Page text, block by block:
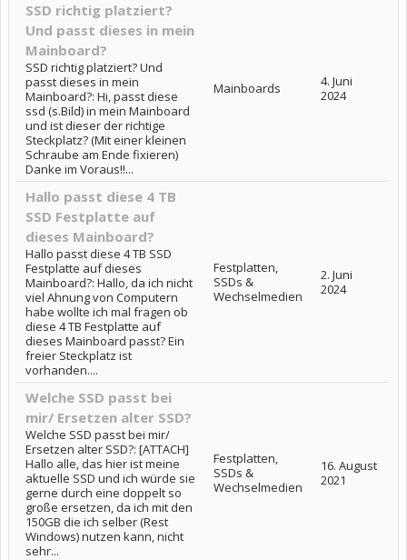
SSD richtig platziert?
Und passt dieses in mein
Mainboard?
SSD richtig platziert? Und
passt dieses in mein
Mainboard?: Hi, passt diese
ssd (s.Bild) in mein Mainboard
und ist dieser der richtige
Steckplatz? (Mit einer kleinen
Schraube am Ende fixieren)
Danke im Voraus!!...
Mainboards
4. Juni
2024
Hallo passt diese 4 TB
SSD Festplatte auf
dieses Mainboard?
Hallo passt diese 4 TB SSD
Festplatte auf dieses
Mainboard?: Hallo, da ich nicht
viel Ahnung von Computern
habe wollte ich mal fragen ob
diese 4 TB Festplatte auf
dieses Mainboard passt? Ein
freier Steckplatz ist
vorhanden....
Festplatten,
SSDs &
Wechselmedien
2. Juni
2024
Welche SSD passt bei
mir/ Ersetzen alter SSD?
Welche SSD passt bei mir/
Ersetzen alter SSD?: [ATTACH]
Hallo alle, das hier ist meine
aktuelle SSD und ich würde sie
gerne durch eine doppelt so
große ersetzen, da ich mit den
150GB die ich selber (Rest
Windows) nutzen kann, nicht
sehr...
Festplatten,
SSDs &
Wechselmedien
16. August
2021